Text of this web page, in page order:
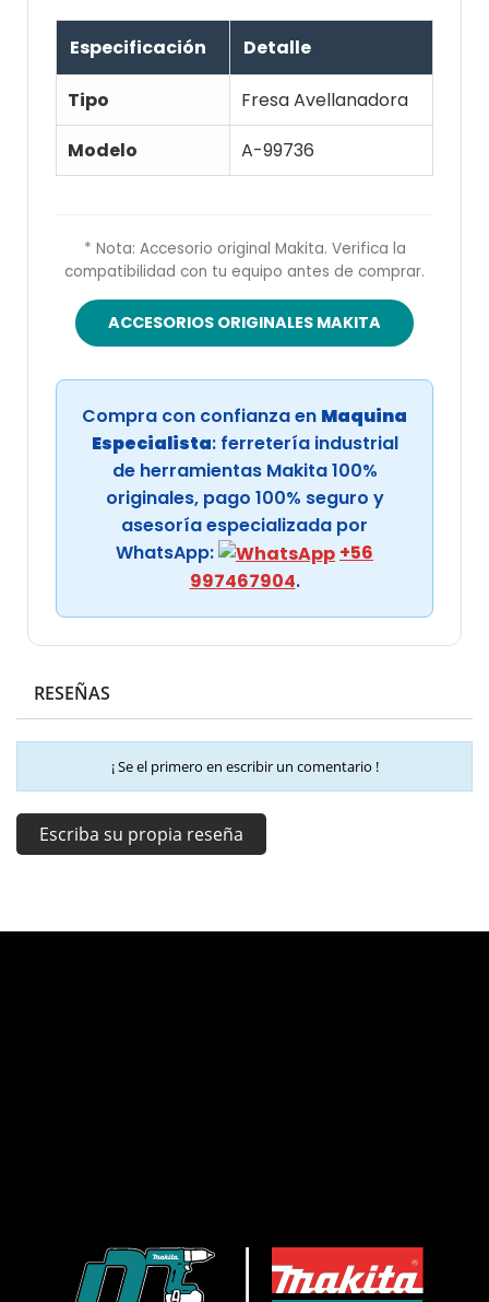
Especificación Detalle
Tipo
Fresa Avellanadora
Modelo
A-99736
* Nota: Accesorio original Makita. Verifica la
compatibilidad con tu equipo antes de comprar.
ACCESORIOS ORIGINALES MAKITA
Compra con confianza en Maquina
Especialista: ferretería industrial
de herramientas Makita 100%
originales, pago 100% seguro y
asesoría especializada por
WhatsApp:
+56
997467904.
RESEÑAS
¡ Se el primero en escribir un comentario !
Escriba su propia reseña